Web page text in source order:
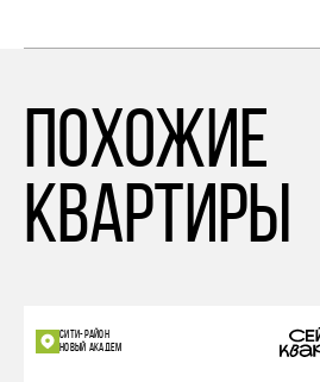
похожие
квартиры
СИТИ-РАЙОН
НОВЫЙ АКАДЕМ